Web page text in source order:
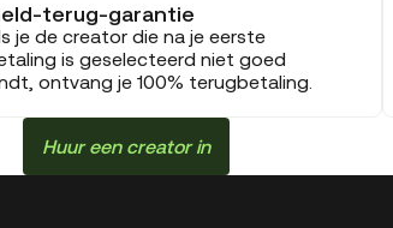
terug-garantie
je de creator die na je eerste
is geselecteerd niet goed
ontvang je 100% terugbetaling.
Huur een creator in